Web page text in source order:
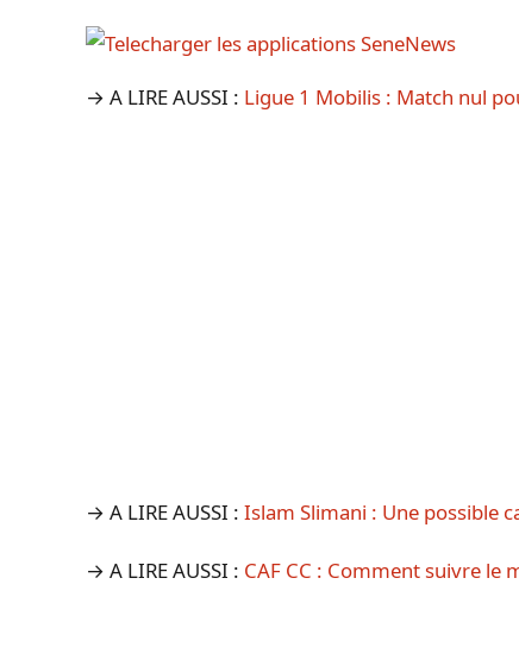
→ A LIRE AUSSI : Ligue 1 Mobilis : Match nul
→ A LIRE AUSSI : Islam Slimani : Une possible
→ A LIRE AUSSI : CAF CC : Comment suivre le